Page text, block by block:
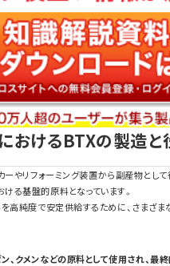
おけるBTXの製造と
ーやリフォーミング装置から副産物として
る基盤的原料となっています。
を高純度で安定供給するために、さまざ
、クメンなどの原料として使用され、最